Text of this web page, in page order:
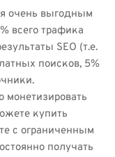
очень выгодным
всего трафика
SEO (т.е.
поисков, 5%
монетизировать
купить
с ограниченным
получать